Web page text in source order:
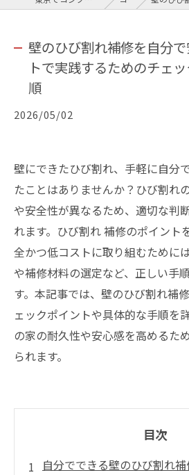
壁のひび割れ補修を自分
トで実践するためのチェ
順
2026/05/02
壁にできたひび割れ、手軽に自分
たことはありませんか？ひび割れ
や安全性が異なるため、適切な判
れます。ひび割れ 補修のポイント
全かつ低コストに取り組むために
や補修材料の選定など、正しい手
す。本記事では、壁のひび割れ補
ェックポイントや具体的な手順を
の家の耐久性や安心感を高めるた
られます。
目次
自分でできる壁のひび割れ